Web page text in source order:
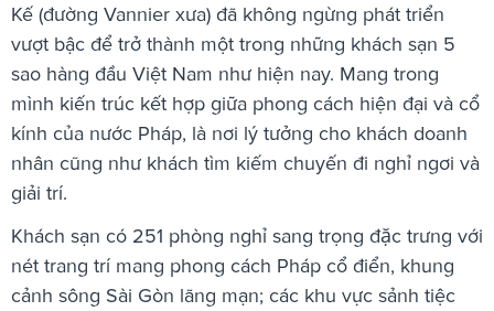
Kế (đường Vannier xưa) đã không ngừng phát triển
vượt bậc để trở thành một trong những khách sạn 5
sao hàng đầu Việt Nam như hiện nay. Mang trong
mình kiến trúc kết hợp giữa phong cách hiện đại và cổ
kính của nước Pháp, là nơi lý tưởng cho khách doanh
nhân cũng như khách tìm kiếm chuyến đi nghỉ ngơi và
giải trí.
Khách sạn có 251 phòng nghỉ sang trọng đặc trưng với
nét trang trí mang phong cách Pháp cổ điển, khung
cảnh sông Sài Gòn lãng mạn; các khu vực sảnh tiệc